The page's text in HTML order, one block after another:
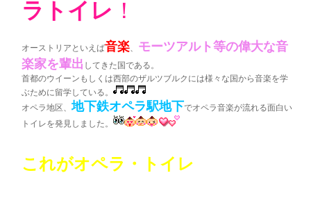
ラトイレ ！
オーストリアといえば音楽、 モーツアルト等の偉大な音
楽家を輩出 してきた国である。
首都のウイーンもしくは西部のザルツブルクには様々な国から音楽を学
ぶために留学している。
オペラ地区、地下鉄オペラ駅地下でオペラ音楽が流れる面白い
トイレを発見しました。
これがオペラ・トイレ